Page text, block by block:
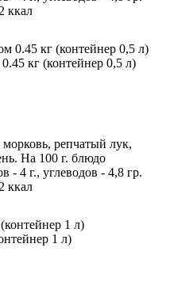
ккал
кг (контейнер 0,5 л)
репчатый лук,
На 100 г. блюдо
- 4 г., углеводов - 4,8 гр.
ккал
1 л)